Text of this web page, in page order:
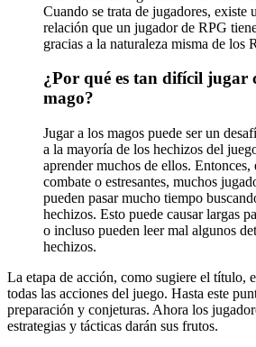
Cuando se trata de jugadores, existe
relación que un jugador de RPG
gracias a la naturaleza misma de los
¿Por qué es tan difícil jugar
mago?
Jugar a los magos puede ser un
a la mayoría de los hechizos del
aprender muchos de ellos. Entonces,
combate o estresantes, muchos
pueden pasar mucho tiempo
hechizos. Esto puede causar largas
o incluso pueden leer mal algunos
hechizos.
La etapa de acción, como sugiere el título,
todas las acciones del juego. Hasta este
preparación y conjeturas. Ahora los
estrategias y tácticas darán sus frutos.